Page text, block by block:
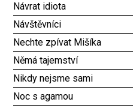
Návrat idiota
Návštěvníci
Nechte zpívat Mišíka
Němá tajemství
Nikdy nejsme sami
Noc s agamou